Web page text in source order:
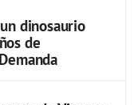
dinosaurio
de